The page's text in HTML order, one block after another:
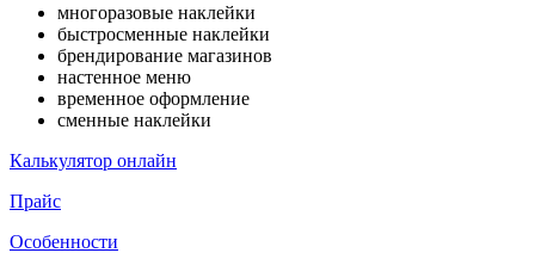
многоразовые наклейки
быстросменные наклейки
брендирование магазинов
настенное меню
временное оформление
сменные наклейки
Калькулятор онлайн
Прайс
Особенности